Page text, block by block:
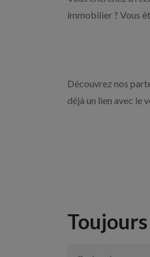
immobilier ? Vous
Découvrez nos
déjà un lien avec le